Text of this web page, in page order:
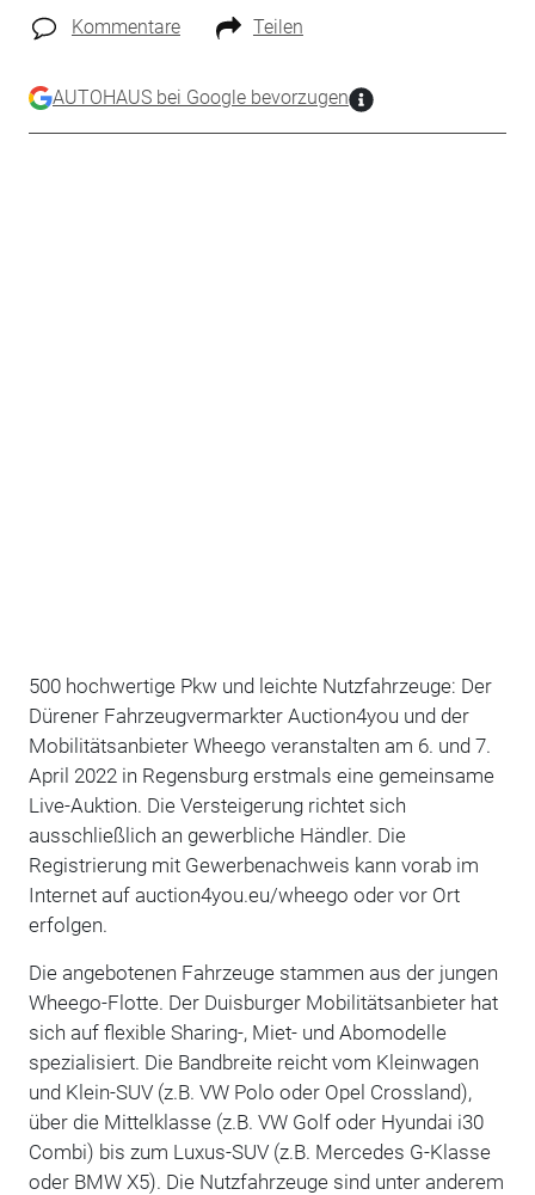
Kommentare Teilen
AUTOHAUS bei Google bevorzugen
500 hochwertige Pkw und leichte Nutzfahrzeuge: Der
Dürener Fahrzeugvermarkter Auction4you und der
Mobilitätsanbieter Wheego veranstalten am 6. und 7.
April 2022 in Regensburg erstmals eine gemeinsame
Live-Auktion. Die Versteigerung richtet sich
ausschließlich an gewerbliche Händler. Die
Registrierung mit Gewerbenachweis kann vorab im
Internet auf auction4you.eu/wheego oder vor Ort
erfolgen.
Die angebotenen Fahrzeuge stammen aus der jungen
Wheego-Flotte. Der Duisburger Mobilitätsanbieter hat
sich auf flexible Sharing-, Miet- und Abomodelle
spezialisiert. Die Bandbreite reicht vom Kleinwagen
und Klein-SUV (z.B. VW Polo oder Opel Crossland),
über die Mittelklasse (z.B. VW Golf oder Hyundai i30
Combi) bis zum Luxus-SUV (z.B. Mercedes G-Klasse
oder BMW X5). Die Nutzfahrzeuge sind unter anderem